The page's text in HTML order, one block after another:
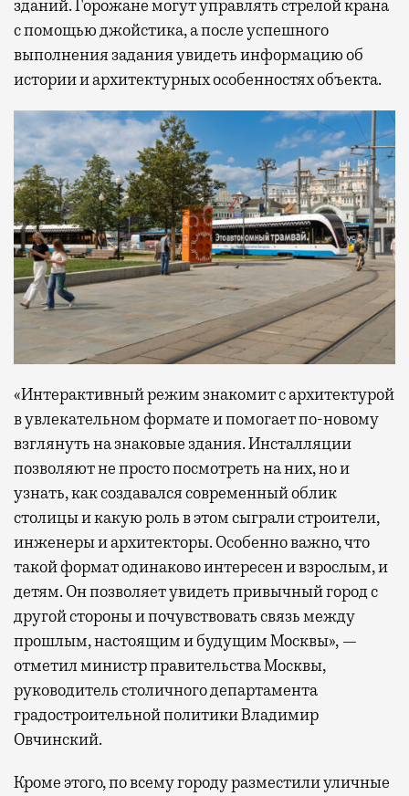
зданий. Горожане могут управлять стрелой крана
с помощью джойстика, а после успешного
выполнения задания увидеть информацию об
истории и архитектурных особенностях объекта.
«Интерактивный режим знакомит с архитектурой
в увлекательном формате и помогает по-новому
взглянуть на знаковые здания. Инсталляции
позволяют не просто посмотреть на них, но и
узнать, как создавался современный облик
столицы и какую роль в этом сыграли строители,
инженеры и архитекторы. Особенно важно, что
такой формат одинаково интересен и взрослым, и
детям. Он позволяет увидеть привычный город с
другой стороны и почувствовать связь между
прошлым, настоящим и будущим Москвы», —
отметил министр правительства Москвы,
руководитель столичного департамента
градостроительной политики Владимир
Овчинский.
Кроме этого, по всему городу разместили уличные